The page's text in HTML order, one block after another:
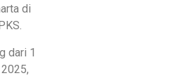
di
dari 1